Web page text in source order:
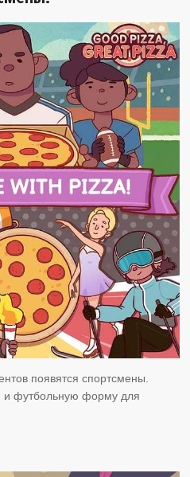
появятся спортсмены.
и футбольную форму для